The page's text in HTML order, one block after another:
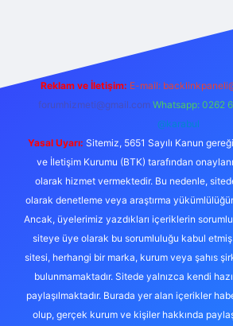
Reklam ve İletişim: E-mail:
forumhizmeti@gmail.com Whatsapp: 0262
@karabul
Yasal Uyarı: Sitemiz, 5651 Sayılı Kanun
ve İletişim Kurumu (BTK) tarafından
olarak hizmet vermektedir. Bu nedenle,
olarak denetleme veya araştırma
Ancak, üyelerimiz yazdıkları içeriklerin
siteye üye olarak bu sorumluluğu kabul etmiş
sitesi, herhangi bir marka, kurum veya şahıs
bulunmamaktadır. Sitede yalnızca kendi
paylaşılmaktadır. Burada yer alan içerikler
olup, gerçek kurum ve kişiler hakkında